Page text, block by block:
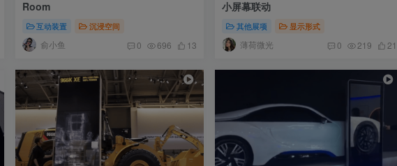
Room
互动装置 沉浸空间
俞小鱼 0 696 13
小屏幕联动
其他展项 显示形式
薄荷微光 0 219 21